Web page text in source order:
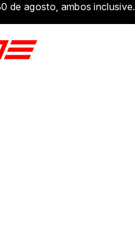
de agosto, ambos inclusive.